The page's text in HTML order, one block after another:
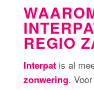
REGIO
Interpatis al
zonwering.